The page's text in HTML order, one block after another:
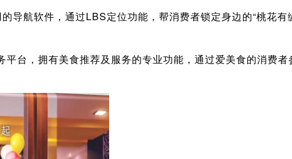
导航软件，通过LBS定位功能，帮消费者锁定身边的“桃花有
，拥有美食推荐及服务的专业功能，通过爱美食的消费者